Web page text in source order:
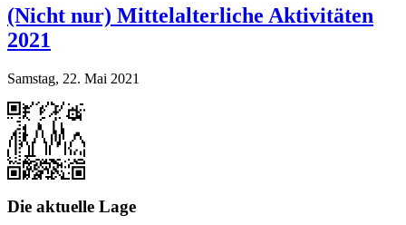
(Nicht nur) Mittelalterliche Aktivitäten
2021
Samstag, 22. Mai 2021
Die aktuelle Lage